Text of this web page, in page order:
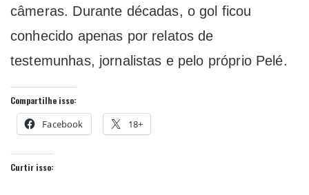
câmeras. Durante décadas, o gol ficou
conhecido apenas por relatos de
testemunhas, jornalistas e pelo próprio Pelé.
Compartilhe isso:
Facebook 18+
Curtir isso: